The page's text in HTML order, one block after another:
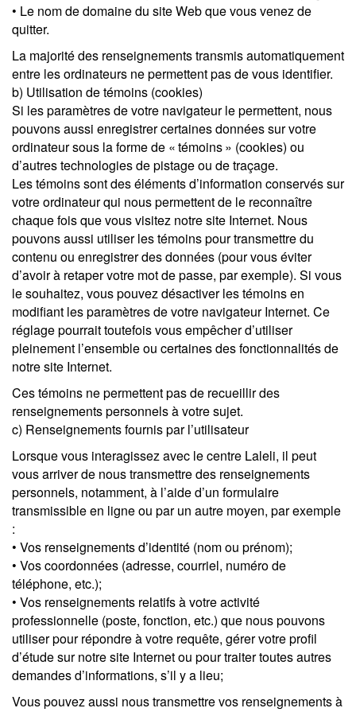
• Le nom de domaine du site Web que vous venez de
quitter.
La majorité des renseignements transmis automatiquement
entre les ordinateurs ne permettent pas de vous identifier.
b) Utilisation de témoins (cookies)
Si les paramètres de votre navigateur le permettent, nous
pouvons aussi enregistrer certaines données sur votre
ordinateur sous la forme de « témoins » (cookies) ou
d’autres technologies de pistage ou de traçage.
Les témoins sont des éléments d’information conservés sur
votre ordinateur qui nous permettent de le reconnaître
chaque fois que vous visitez notre site Internet. Nous
pouvons aussi utiliser les témoins pour transmettre du
contenu ou enregistrer des données (pour vous éviter
d’avoir à retaper votre mot de passe, par exemple). Si vous
le souhaitez, vous pouvez désactiver les témoins en
modifiant les paramètres de votre navigateur Internet. Ce
réglage pourrait toutefois vous empêcher d’utiliser
pleinement l’ensemble ou certaines des fonctionnalités de
notre site Internet.
Ces témoins ne permettent pas de recueillir des
renseignements personnels à votre sujet.
c) Renseignements fournis par l’utilisateur
Lorsque vous interagissez avec le centre Laleli, il peut
vous arriver de nous transmettre des renseignements
personnels, notamment, à l’aide d’un formulaire
transmissible en ligne ou par un autre moyen, par exemple
:
• Vos renseignements d’identité (nom ou prénom);
• Vos coordonnées (adresse, courriel, numéro de
téléphone, etc.);
• Vos renseignements relatifs à votre activité
professionnelle (poste, fonction, etc.) que nous pouvons
utiliser pour répondre à votre requête, gérer votre profil
d’étude sur notre site Internet ou pour traiter toutes autres
demandes d’informations, s’il y a lieu;
Vous pouvez aussi nous transmettre vos renseignements à